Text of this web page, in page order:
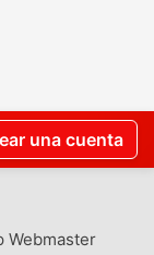
una cuenta
Webmaster